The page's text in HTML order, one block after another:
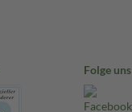
Folge uns